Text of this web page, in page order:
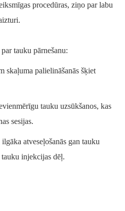
procedūras, ziņo par labu
tauku pārnešanu:
skaļuma palielināšanās šķiet
tauku uzsūkšanos, kas
sesijas.
atveseļošanās gan tauku
tauku injekcijas dēļ.